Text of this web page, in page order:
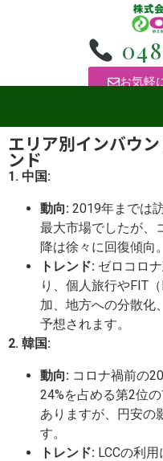
お気軽
エリア別インバウ
ンド
1. 中国:
動向: 2019年までは
最大市場でしたが、
降は徐々に回復傾向。
トレンド: ゼロコロ
り、個人旅行やFIT
加、地方への分散化
予想されます。
2. 韓国:
動向: コロナ禍前の
24%を占める第2位
ありますが、円安の
す。
トレンド: LCCの利